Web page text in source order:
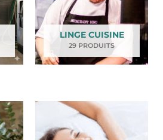
LINGE CUISINE
29 PRODUITS